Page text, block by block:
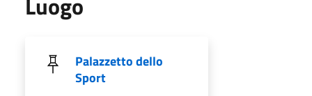
Palazzetto dello
Sport